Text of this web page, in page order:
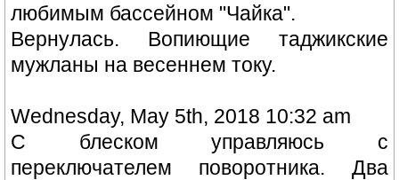
любимым бассейном "Чайка".
Вернулась. Вопиющие таджикские
мужланы на весеннем току.
Wednesday, May 5th, 2018 10:32 am
С блеском управляюсь с
переключателем поворотника. Два